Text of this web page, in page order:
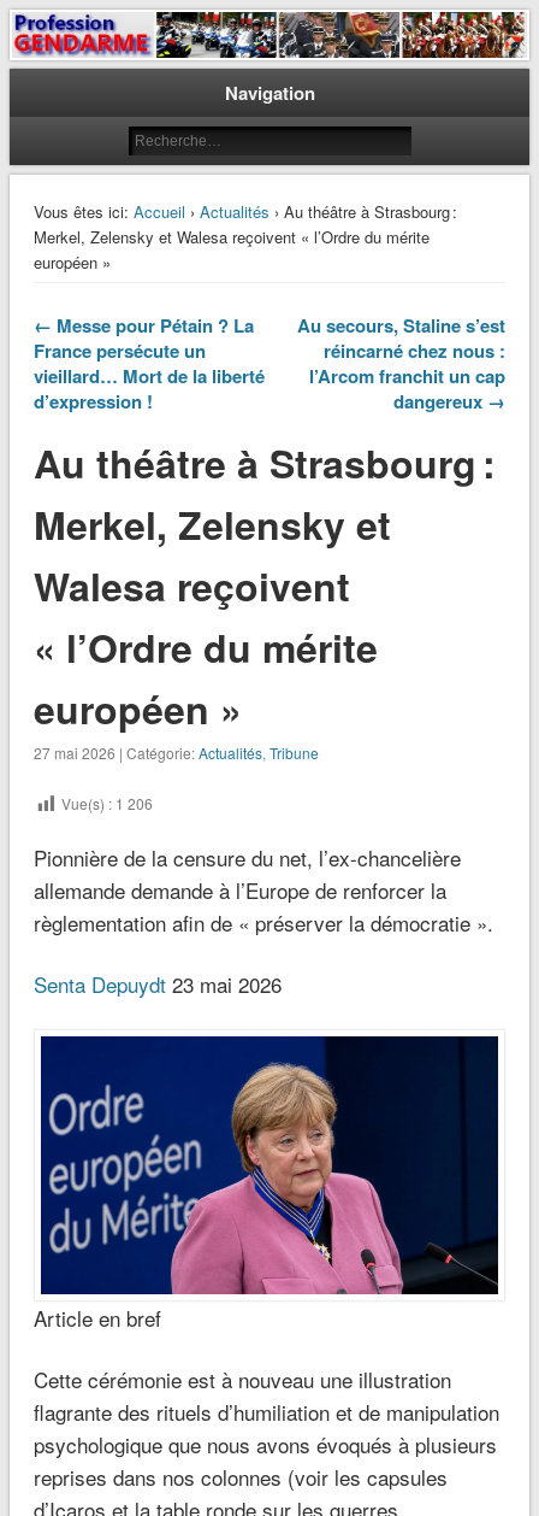
Profession Gendarme
Le journal des gendarmes
Navigation
Vous êtes ici: Accueil › Actualités › Au théâtre à Strasbourg :
Merkel, Zelensky et Walesa reçoivent « l’Ordre du mérite
européen »
← Messe pour Pétain ? La
France persécute un
vieillard… Mort de la liberté
d’expression !
Au secours, Staline s’est
réincarné chez nous :
l’Arcom franchit un cap
dangereux →
Au théâtre à Strasbourg :
Merkel, Zelensky et
Walesa reçoivent
« l’Ordre du mérite
européen »
27 mai 2026 | Catégorie:Actualités, Tribune
Vue(s) : 1 206
Pionnière de la censure du net, l’ex-chancelière
allemande demande à l’Europe de renforcer la
règlementation afin de « préserver la démocratie ».
Senta Depuydt23 mai 2026
Article en bref
Cette cérémonie est à nouveau une illustration
flagrante des rituels d’humiliation et de manipulation
psychologique que nous avons évoqués à plusieurs
reprises dans nos colonnes (voir les capsules
d’Icaros et la table ronde sur les guerres